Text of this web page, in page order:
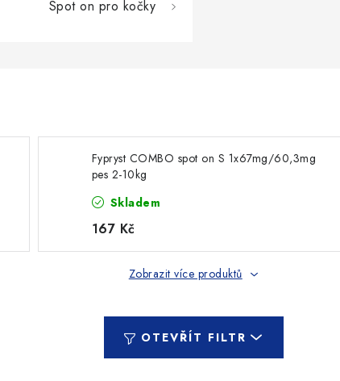
Spot on pro kočky
Fypryst COMBO spot on S 1x67mg/60,3mg
pes 2-10kg
Skladem
167 Kč
Zobrazit více produktů
OTEVŘÍT FILTR